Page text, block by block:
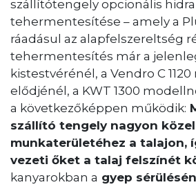
szállítótengely opcionális
tehermentesítése – amely a
ráadásul az alapfelszereltség
tehermentesítés már a
kistestvérénél, a Vendro C
elődjénél, a KWT 1300
a következőképpen működik:
szállító tengely nagyon
munkaterületéhez a talajon,
vezeti őket a talaj felszínét
kanyarokban a gyep